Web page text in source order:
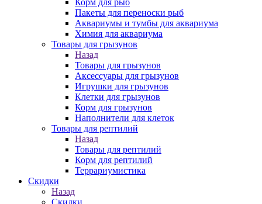
Корм для рыб
Пакеты для переноски рыб
Аквариумы и тумбы для аквариума
Химия для аквариума
Товары для грызунов
Назад
Товары для грызунов
Аксессуары для грызунов
Игрушки для грызунов
Клетки для грызунов
Корм для грызунов
Наполнители для клеток
Товары для рептилий
Назад
Товары для рептилий
Корм для рептилий
Террариумистика
Скидки
Назад
Скидки